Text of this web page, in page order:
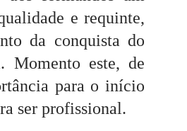
e requinte,
da conquista do
Momento este, de
para o início
ser profissional.